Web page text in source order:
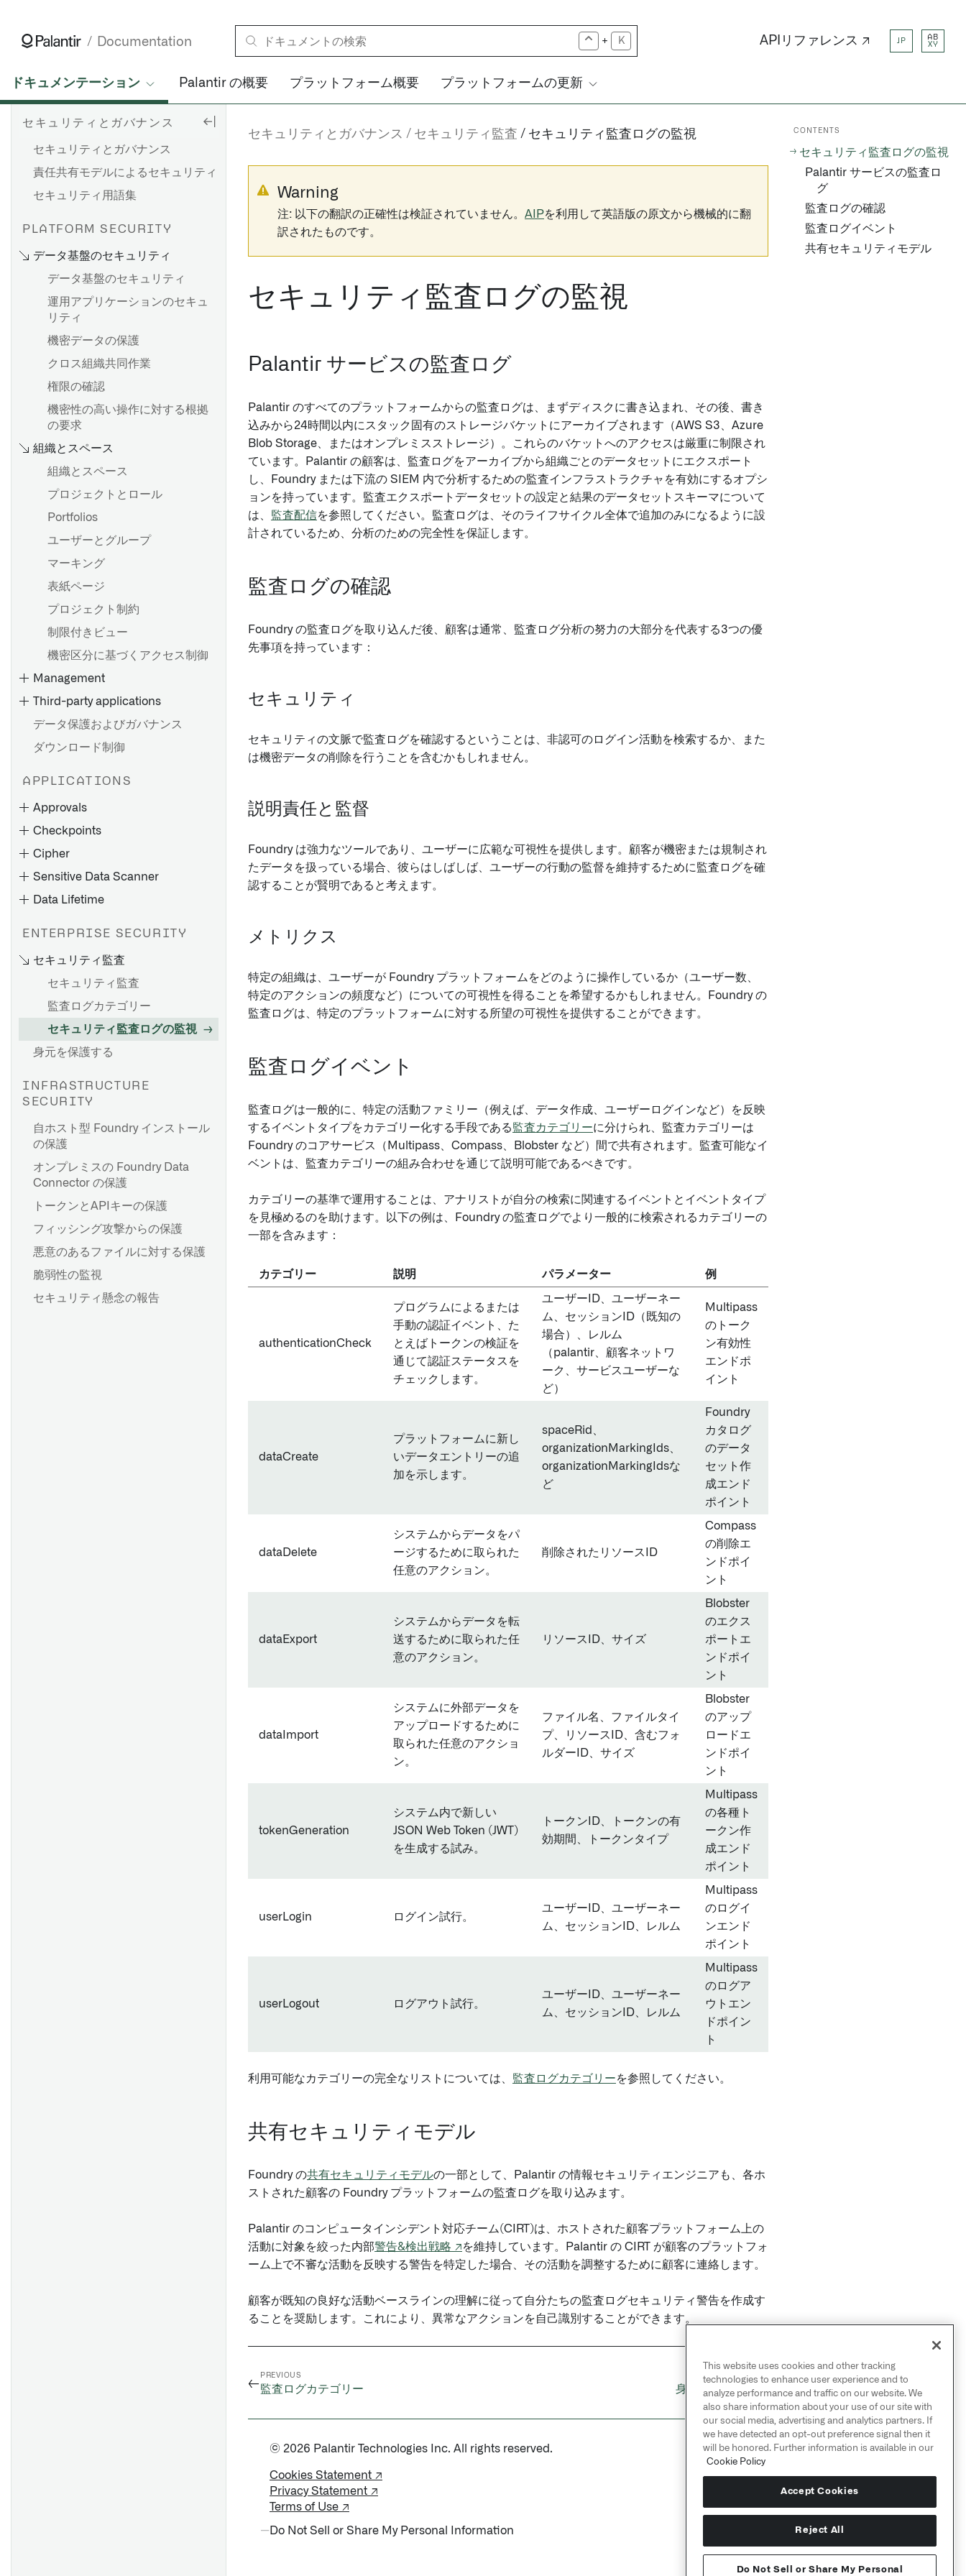
Documentation + K APIリファレンス ↗ JP
AB
XY
ドキュメンテーション Palantir の概要 プラットフォーム概要 プラットフォームの更新
セキュリティとガバナンス
セキュリティとガバナンス
責任共有モデルによるセキュリティ
セキュリティ用語集
PLATFORM SECURITY
データ基盤のセキュリティ
データ基盤のセキュリティ
運用アプリケーションのセキュ
リティ
機密データの保護
クロス組織共同作業
権限の確認
機密性の高い操作に対する根拠
の要求
組織とスペース
組織とスペース
プロジェクトとロール
Portfolios
ユーザーとグループ
マーキング
表紙ページ
プロジェクト制約
制限付きビュー
機密区分に基づくアクセス制御
Management
Third-party applications
データ保護およびガバナンス
ダウンロード制御
APPLICATIONS
Approvals
Checkpoints
Cipher
データセットの列にCipher操
作を適用する
Foundry アプリケーションで
個々の値を復号化する
関数での CipherText プロパテ
Cipher の使用例
Marketplace 製品に Cipher
リソースを追加する [ベータ]
視覚的なデータ隠蔽にCipher
を使用する
Sensitive Data Scanner
Data Lifetime
削除ポリシーの影響
データセットの削除ポリシー
を作成する
ポリシーの操作履歴を表示す
ポリシーの上書きを作成する
FAQ
ENTERPRISE SECURITY
セキュリティ監査
セキュリティ監査
監査ログカテゴリー
セキュリティ監査ログの監視
身元を保護する
INFRASTRUCTURE
SECURITY
自ホスト型 Foundry インストール
の保護
オンプレミスの Foundry Data
Connector の保護
トークンとAPIキーの保護
フィッシング攻撃からの保護
悪意のあるファイルに対する保護
脆弱性の監視
セキュリティ懸念の報告
セキュリティとガバナンス セキュリティ監査 セキュリティ監査ログの監視
Warning
注: 以下の翻訳の正確性は検証されていません。 AIPを利用して英語版の原文から機械的に翻
訳されたものです。
セキュリティ監査ログの監視
Palantir サービスの監査ログ
Palantir のすべてのプラットフォームからの監査ログは、まずディスクに書き込まれ、その後、書き
込みから24時間以内にスタック固有のストレージバケットにアーカイブされます（AWS S3、Azure
Blob Storage、またはオンプレミスストレージ）。これらのバケットへのアクセスは厳重に制限され
ています。Palantir の顧客は、監査ログをアーカイブから組織ごとのデータセットにエクスポート
し、Foundry または下流の SIEM 内で分析するための監査インフラストラクチャを有効にするオプシ
ョンを持っています。監査エクスポートデータセットの設定と結果のデータセットスキーマについて
は、 監査配信を参照してください。監査ログは、そのライフサイクル全体で追加のみになるように設
計されているため、分析のための完全性を保証します。
監査ログの確認
Foundry の監査ログを取り込んだ後、顧客は通常、監査ログ分析の努力の大部分を代表する3つの優
先事項を持っています：
セキュリティ
セキュリティの文脈で監査ログを確認するということは、非認可のログイン活動を検索するか、また
は機密データの削除を行うことを含むかもしれません。
説明責任と監督
Foundry は強力なツールであり、ユーザーに広範な可視性を提供します。顧客が機密または規制され
たデータを扱っている場合、彼らはしばしば、ユーザーの行動の監督を維持するために監査ログを確
認することが賢明であると考えます。
メトリクス
特定の組織は、ユーザーが Foundry プラットフォームをどのように操作しているか（ユーザー数、
特定のアクションの頻度など）についての可視性を得ることを希望するかもしれません。Foundry の
監査ログは、特定のプラットフォームに対する所望の可視性を提供することができます。
監査ログイベント
監査ログは一般的に、特定の活動ファミリー（例えば、データ作成、ユーザーログインなど）を反映
するイベントタイプをカテゴリー化する手段である監査カテゴリーに分けられ、監査カテゴリーは
Foundry のコアサービス（Multipass、Compass、Blobster など）間で共有されます。監査可能なイ
ベントは、監査カテゴリーの組み合わせを通じて説明可能であるべきです。
カテゴリーの基準で運用することは、アナリストが自分の検索に関連するイベントとイベントタイプ
を見極めるのを助けます。以下の例は、Foundry の監査ログでより一般的に検索されるカテゴリーの
一部を含みます：
カテゴリー 説明 パラメーター 例
authenticationCheck
プログラムによるまたは
手動の認証イベント、た
とえばトークンの検証を
通じて認証ステータスを
チェックします。
ユーザーID、ユーザーネー
ム、セッションID（既知の
場合）、レルム
（palantir、顧客ネットワ
ーク、サービスユーザーな
ど）
Multipass
のトーク
ン有効性
エンドポ
イント
dataCreate
プラットフォームに新し
いデータエントリーの追
加を示します。
spaceRid、
organizationMarkingIds、
organizationMarkingIdsな
ど
Foundry
カタログ
のデータ
セット作
成エンド
ポイント
dataDelete
システムからデータをパ
ージするために取られた
任意のアクション。
削除されたリソースID
Compass
の削除エ
ンドポイ
ント
dataExport
システムからデータを転
送するために取られた任
意のアクション。
リソースID、サイズ
Blobster
のエクス
ポートエ
ンドポイ
ント
dataImport
システムに外部データを
アップロードするために
取られた任意のアクショ
ン。
ファイル名、ファイルタイ
プ、リソースID、含むフォ
ルダーID、サイズ
Blobster
のアップ
ロードエ
ンドポイ
ント
tokenGeneration
システム内で新しい
JSON Web Token (JWT)
を生成する試み。
トークンID、トークンの有
効期間、トークンタイプ
Multipass
の各種ト
ークン作
成エンド
ポイント
userLogin ログイン試行。
ユーザーID、ユーザーネー
ム、セッションID、レルム
Multipass
のログイ
ンエンド
ポイント
userLogout ログアウト試行。
ユーザーID、ユーザーネー
ム、セッションID、レルム
Multipass
のログア
ウトエン
ドポイン
ト
利用可能なカテゴリーの完全なリストについては、 監査ログカテゴリーを参照してください。
共有セキュリティモデル
Foundry の共有セキュリティモデルの一部として、Palantir の情報セキュリティエンジニアも、各ホ
ストされた顧客の Foundry プラットフォームの監査ログを取り込みます。
Palantir のコンピュータインシデント対応チーム(CIRT)は、ホストされた顧客プラットフォーム上の
活動に対象を絞った内部警告&検出戦略 ↗を維持しています。Palantir の CIRT が顧客のプラットフォ
ーム上で不審な活動を反映する警告を特定した場合、その活動を調整するために顧客に連絡します。
顧客が既知の良好な活動ベースラインの理解に従って自分たちの監査ログセキュリティ警告を作成す
ることを奨励します。これにより、異常なアクションを自己識別することができます。
←
PREVIOUS
監査ログカテゴリー
NEXT
身元を保護する→
© 2026 Palantir Technologies Inc. All rights reserved.
Cookies Statement ↗
Privacy Statement ↗
Terms of Use ↗
Do Not Sell or Share My Personal Information
CONTENTS
セキュリティ監査ログの監視
Palantir サービスの監査ロ
グ
監査ログの確認
監査ログイベント
共有セキュリティモデル
This website uses cookies and other tracking
technologies to enhance user experience and to
analyze performance and traffic on our website. We
also share information about your use of our site with
our social media, advertising and analytics partners. If
we have detected an opt-out preference signal then it
will be honored. Further information is available in our
Cookie Policy
Accept Cookies
Reject All
Do Not Sell or Share My Personal